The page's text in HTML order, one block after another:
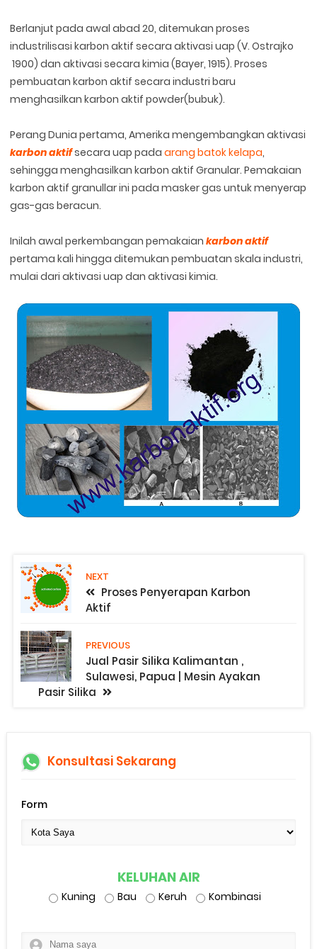
Berlanjut pada awal abad 20, ditemukan proses
industrilisasi karbon aktif secara aktivasi uap (V. Ostrajko
1900) dan aktivasi secara kimia (Bayer, 1915). Proses
pembuatan karbon aktif secara industri baru
menghasilkan karbon aktif powder(bubuk).
Perang Dunia pertama, Amerika mengembangkan aktivasi
karbon aktifsecara uap padaarang batok kelapa,
sehingga menghasilkan karbon aktif Granular. Pemakaian
karbon aktif granullar ini pada masker gas untuk menyerap
gas-gas beracun.
Inilah awal perkembangan pemakaian karbon aktif
pertama kali hingga ditemukan pembuatan skala industri,
mulai dari aktivasi uap dan aktivasi kimia.
NEXT
Proses Penyerapan Karbon
Aktif
PREVIOUS
Jual Pasir Silika Kalimantan ,
Sulawesi, Papua | Mesin Ayakan
Pasir Silika
Konsultasi Sekarang
Form
KELUHAN AIR
Kuning Bau Keruh Kombinasi